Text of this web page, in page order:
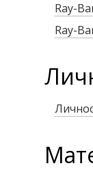
Ray-
Ray-